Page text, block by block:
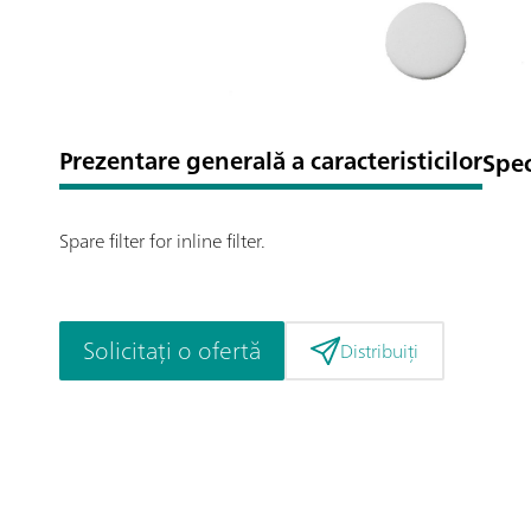
Prezentare generală a caracteristicilor
Spare filter for inline filter.
Solicitați o ofertă Distribuiți